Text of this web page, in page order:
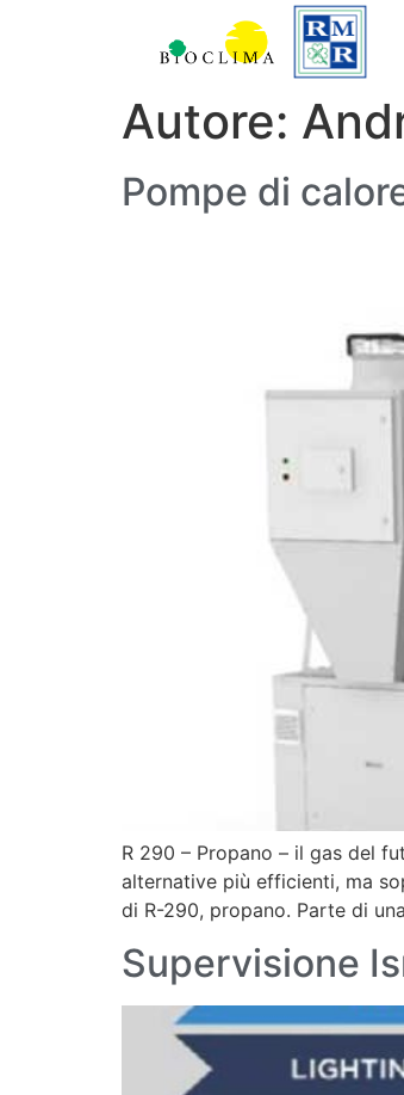
Autore:
Pompe di
R 290 – Propano – il gas del
alternative più efficienti, ma
di R-290, propano. Parte di
Supervisione